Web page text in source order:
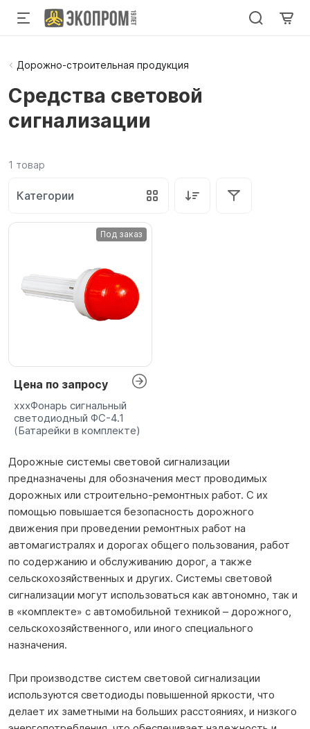
Дорожно-строительная продукция
Средства световой
сигнализации
1 товар
Категории
Под заказ
Цена по запросу
хххФонарь сигнальный
светодиодный ФС-4.1
(Батарейки в комплекте)
Дорожные системы световой сигнализации
предназначены для обозначения мест проводимых
дорожных или строительно-ремонтных работ. С их
помощью повышается безопасность дорожного
движения при проведении ремонтных работ на
автомагистралях и дорогах общего пользования, работ
по содержанию и обслуживанию дорог, а также
сельскохозяйственных и других. Системы световой
сигнализации могут использоваться как автономно, так и
в «комплекте» с автомобильной техникой – дорожного,
сельскохозяйственного, или иного специального
назначения.
При производстве систем световой сигнализации
используются светодиоды повышенной яркости, что
делает их заметными на больших расстояниях, и низкого